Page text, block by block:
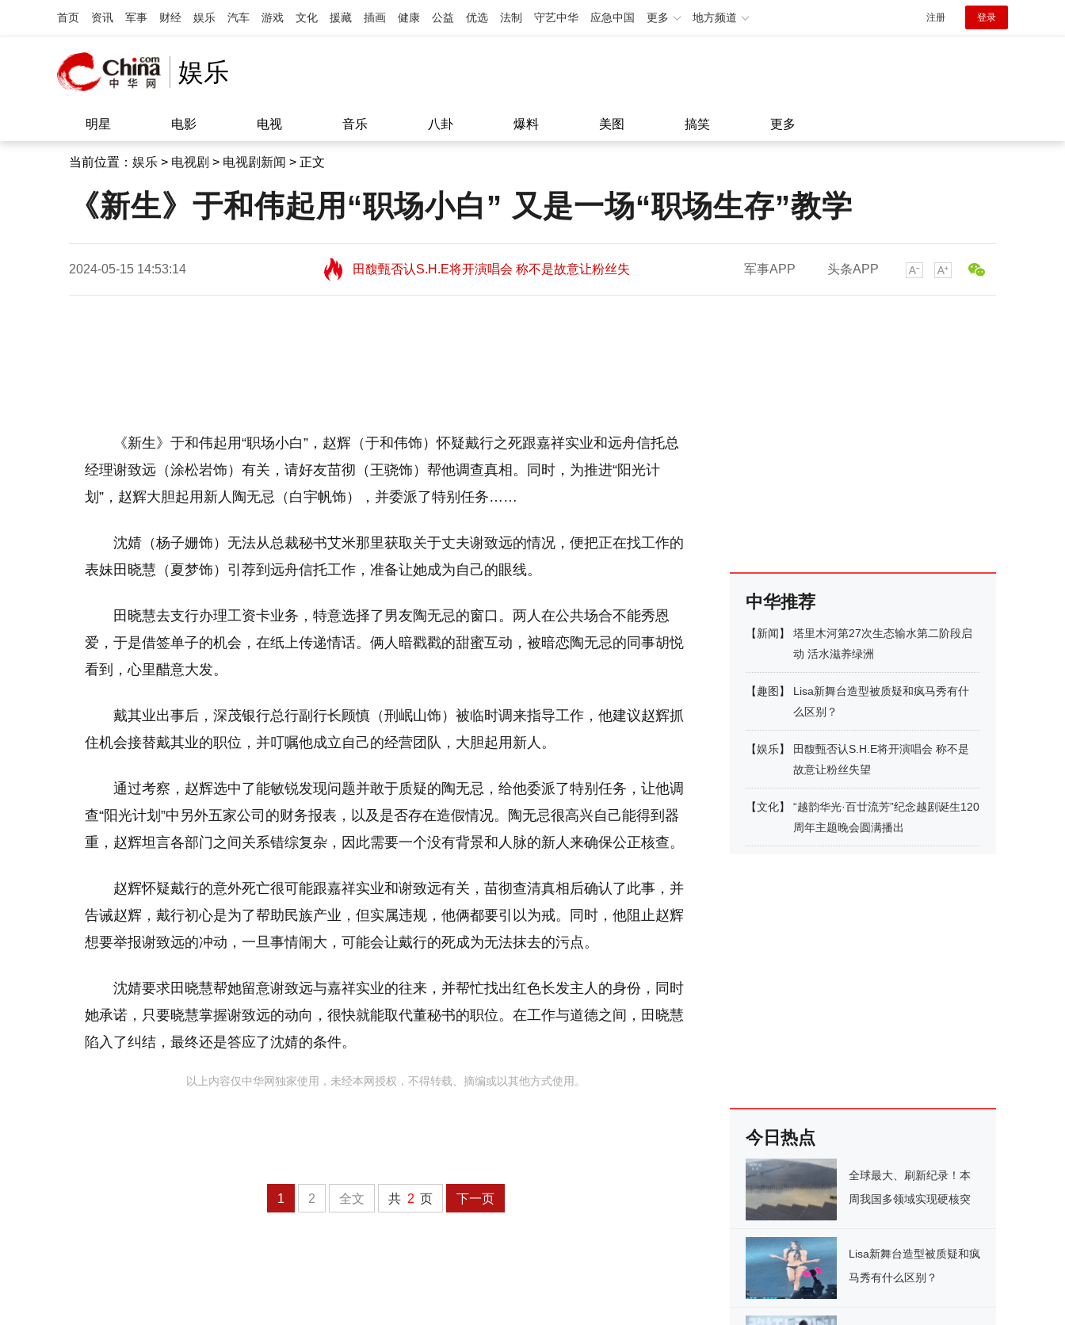
首页 资讯 军事 财经 娱乐 汽车 游戏 文化 援藏 插画 健康 公益 优选 法制 守艺中华 应急中国 更多 地方频道 注册 登录
娱乐
明星 电影 电视 音乐 八卦 爆料 美图 搞笑 更多
当前位置： 娱乐 > 电视剧 > 电视剧新闻 > 正文
《新生》于和伟起用“职场小白” 又是一场“职场生存”教学
2024-05-15 14:53:14
田馥甄否认S.H.E将开演唱会 称不是故意让粉丝失
望11:08
田馥甄否认S.H.E将开演唱会 称不是故意让粉丝失
军事APP 头条APP
《新生》于和伟起用“职场小白”，赵辉（于和伟饰）怀疑戴行之死跟嘉祥实业和远舟信托总
经理谢致远（涂松岩饰）有关，请好友苗彻（王骁饰）帮他调查真相。同时，为推进“阳光计
划”，赵辉大胆起用新人陶无忌（白宇帆饰），并委派了特别任务……
沈婧（杨子姗饰）无法从总裁秘书艾米那里获取关于丈夫谢致远的情况，便把正在找工作的
表妹田晓慧（夏梦饰）引荐到远舟信托工作，准备让她成为自己的眼线。
田晓慧去支行办理工资卡业务，特意选择了男友陶无忌的窗口。两人在公共场合不能秀恩
爱，于是借签单子的机会，在纸上传递情话。俩人暗戳戳的甜蜜互动，被暗恋陶无忌的同事胡悦
看到，心里醋意大发。
戴其业出事后，深茂银行总行副行长顾慎（刑岷山饰）被临时调来指导工作，他建议赵辉抓
住机会接替戴其业的职位，并叮嘱他成立自己的经营团队，大胆起用新人。
通过考察，赵辉选中了能敏锐发现问题并敢于质疑的陶无忌，给他委派了特别任务，让他调
查“阳光计划”中另外五家公司的财务报表，以及是否存在造假情况。陶无忌很高兴自己能得到器
重，赵辉坦言各部门之间关系错综复杂，因此需要一个没有背景和人脉的新人来确保公正核查。
赵辉怀疑戴行的意外死亡很可能跟嘉祥实业和谢致远有关，苗彻查清真相后确认了此事，并
告诫赵辉，戴行初心是为了帮助民族产业，但实属违规，他俩都要引以为戒。同时，他阻止赵辉
想要举报谢致远的冲动，一旦事情闹大，可能会让戴行的死成为无法抹去的污点。
沈婧要求田晓慧帮她留意谢致远与嘉祥实业的往来，并帮忙找出红色长发主人的身份，同时
她承诺，只要晓慧掌握谢致远的动向，很快就能取代董秘书的职位。在工作与道德之间，田晓慧
陷入了纠结，最终还是答应了沈婧的条件。
以上内容仅中华网独家使用，未经本网授权，不得转载、摘编或以其他方式使用。
1 2 全文 共 2 页 下一页
中华推荐
【新闻】
塔里木河第27次生态输水第二阶段启
动 活水滋养绿洲
【趣图 】
Lisa新舞台造型被质疑和疯马秀有什
么区别？
【娱乐】
田馥甄否认S.H.E将开演唱会 称不是
故意让粉丝失望
【文化】
“越韵华光·百廿流芳”纪念越剧诞生120
周年主题晚会圆满播出
今日热点
全球最大、刷新纪录！本
周我国多领域实现硬核突
Lisa新舞台造型被质疑和疯
马秀有什么区别？